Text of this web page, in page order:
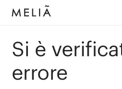
Si è
errore